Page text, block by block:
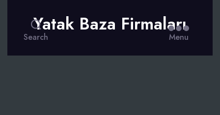
Search
Yatak Baza Firmaları
Menu